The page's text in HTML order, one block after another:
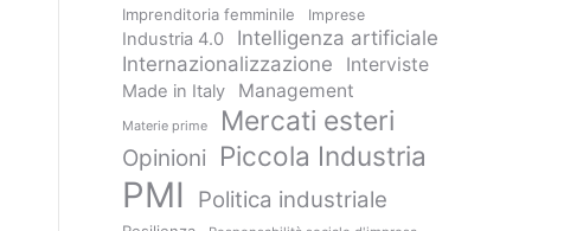
Imprenditoria femminile
Imprese
Industria 4.0
Intelligenza artificiale
Internazionalizzazione
Interviste
Made in Italy Management
Materie prime Mercati esteri
Opinioni Piccola Industria
PMI Politica industriale